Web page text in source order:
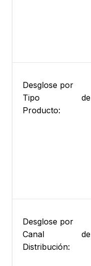
Desglose por
Tipo de
Producto:
Desglose por
Canal de
Distribución: